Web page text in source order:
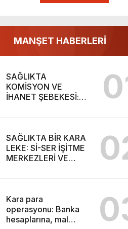
MANŞET HABERLERİ
SAĞLIKTA
KOMİSYON VE
İHANET ŞEBEKESİ:
VURGUNU!
SAĞLIKTA BİR KARA
LEKE: Sİ-SER İŞİTME
MERKEZLERİ VE
Kara para
operasyonu: Banka
hesaplarına, mal